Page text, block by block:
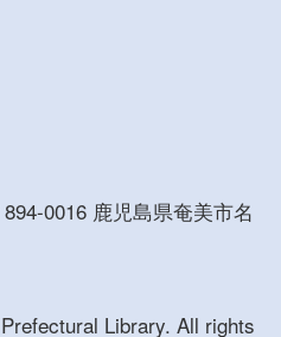
0016 鹿児島県奄美市名
Library. All rights